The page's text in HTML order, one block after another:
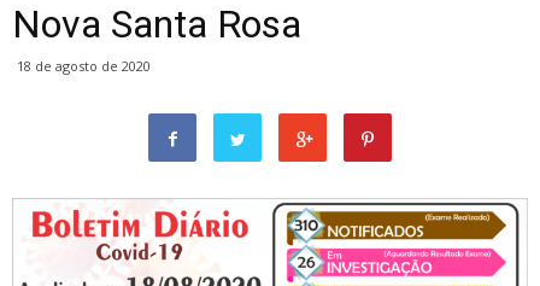
Nova Santa Rosa
18 de agosto de 2020